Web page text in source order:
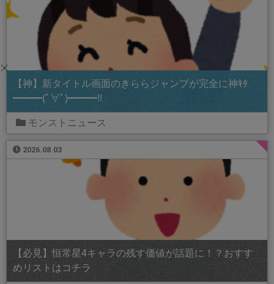
【神】新タイトル画面のきららジャンプが完全に神ｷﾀ
━━━(ﾟ∀ﾟ)━━━!!
モンストニュース
2026.08.03
【必見】恒常星4キャラの残す価値が話題に！？おすす
めリストはコチラ